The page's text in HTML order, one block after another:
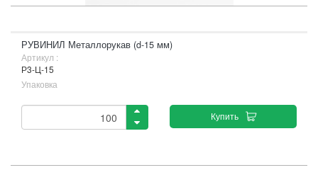
РУВИНИЛ Металлорукав (d-15 мм)
Артикул :
Р3-Ц-15
Упаковка
Купить